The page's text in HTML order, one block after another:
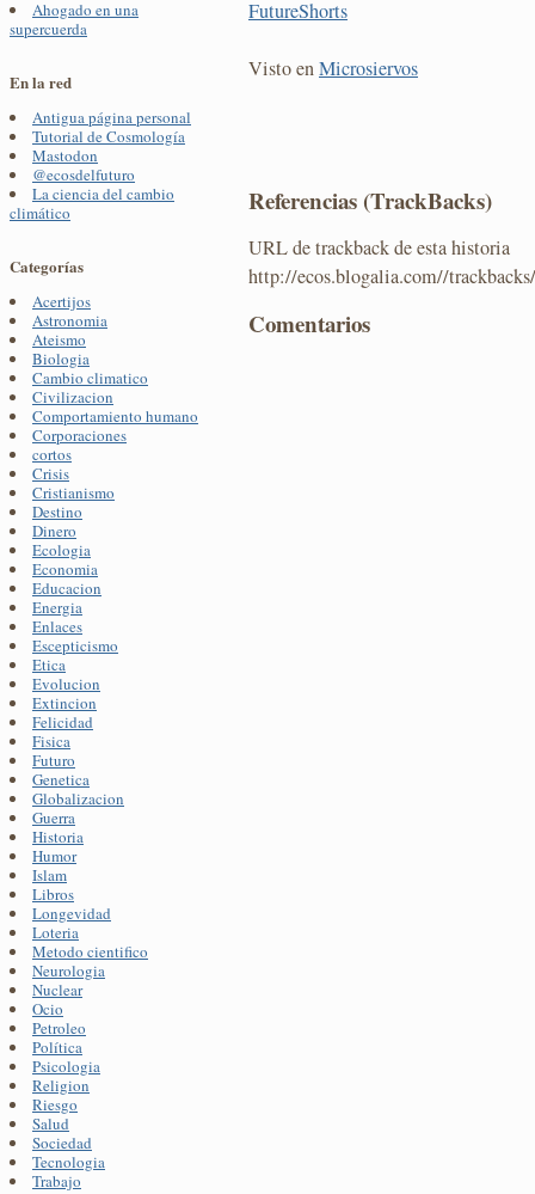
Ahogado en una
supercuerda
En la red
Antigua página personal
Tutorial de Cosmología
Mastodon
@ecosdelfuturo
La ciencia del cambio
climático
Categorías
Acertijos
Astronomia
Ateismo
Biologia
Cambio climatico
Civilizacion
Comportamiento humano
Corporaciones
cortos
Crisis
Cristianismo
Destino
Dinero
Ecologia
Economia
Educacion
Energia
Enlaces
Escepticismo
Etica
Evolucion
Extincion
Felicidad
Fisica
Futuro
Genetica
Globalizacion
Guerra
Historia
Humor
Islam
Libros
Longevidad
Loteria
Metodo cientifico
Neurologia
Nuclear
Ocio
Petroleo
Política
Psicologia
Religion
Riesgo
Salud
Sociedad
Tecnologia
Trabajo
FutureShorts
Visto enMicrosiervos
Referencias (TrackBacks)
URL de trackback de esta historia
http://ecos.blogalia.com//
Comentarios